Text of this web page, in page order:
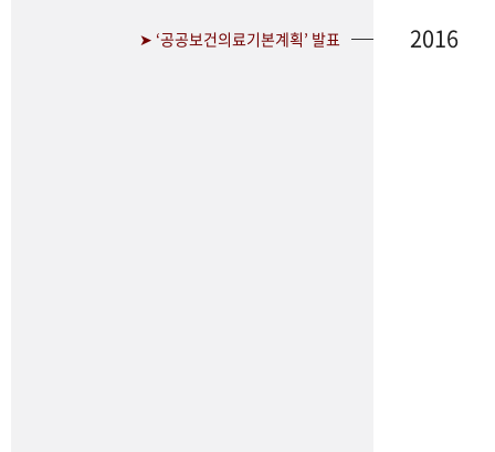
➤ ‘공공보건의료기본계획’ 발표 2016